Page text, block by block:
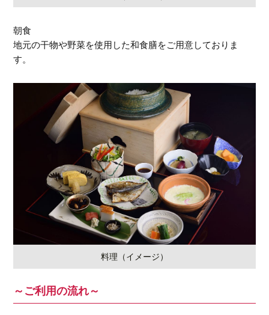
朝食
地元の干物や野菜を使用した和食膳をご用意しておりま
す。
料理（イメージ）
～ご利用の流れ～